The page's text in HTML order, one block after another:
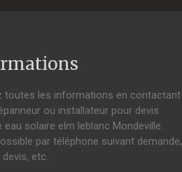
toutes les informations en contactant
ou installateur pour devis
eau solaire elm leblanc Mondeville.
par téléphone suivant demande,
etc.